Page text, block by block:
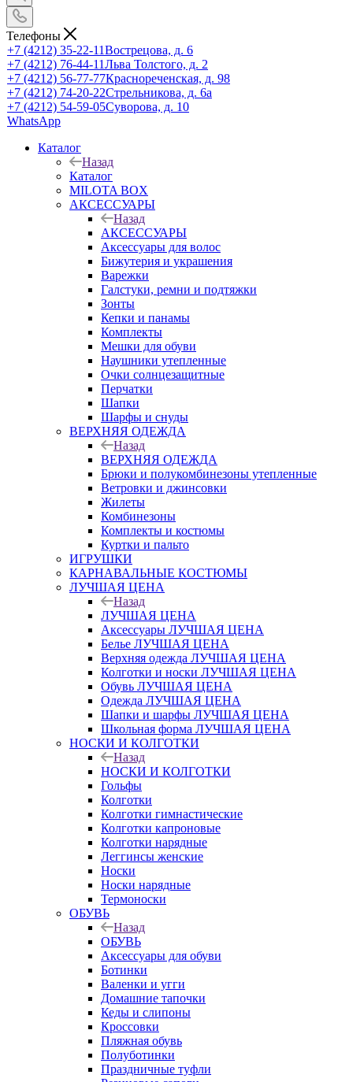
Телефоны
+7 (4212) 35-22-11Вострецова, д. 6
+7 (4212) 76-44-11Льва Толстого, д. 2
+7 (4212) 56-77-77Краснореченская, д. 98
+7 (4212) 74-20-22Стрельникова, д. 6а
+7 (4212) 54-59-05Суворова, д. 10
WhatsApp
Каталог
Назад
Каталог
MILOTA BOX
АКСЕССУАРЫ
Назад
АКСЕССУАРЫ
Аксессуары для волос
Бижутерия и украшения
Варежки
Галстуки, ремни и подтяжки
Зонты
Кепки и панамы
Комплекты
Мешки для обуви
Наушники утепленные
Очки солнцезащитные
Перчатки
Шапки
Шарфы и снуды
ВЕРХНЯЯ ОДЕЖДА
Назад
ВЕРХНЯЯ ОДЕЖДА
Брюки и полукомбинезоны утепленные
Ветровки и джинсовки
Жилеты
Комбинезоны
Комплекты и костюмы
Куртки и пальто
ИГРУШКИ
КАРНАВАЛЬНЫЕ КОСТЮМЫ
ЛУЧШАЯ ЦЕНА
Назад
ЛУЧШАЯ ЦЕНА
Аксессуары ЛУЧШАЯ ЦЕНА
Белье ЛУЧШАЯ ЦЕНА
Верхняя одежда ЛУЧШАЯ ЦЕНА
Колготки и носки ЛУЧШАЯ ЦЕНА
Обувь ЛУЧШАЯ ЦЕНА
Одежда ЛУЧШАЯ ЦЕНА
Шапки и шарфы ЛУЧШАЯ ЦЕНА
Школьная форма ЛУЧШАЯ ЦЕНА
НОСКИ И КОЛГОТКИ
Назад
НОСКИ И КОЛГОТКИ
Гольфы
Колготки
Колготки гимнастические
Колготки капроновые
Колготки нарядные
Леггинсы женские
Носки
Носки нарядные
Термоноски
ОБУВЬ
Назад
ОБУВЬ
Аксессуары для обуви
Ботинки
Валенки и угги
Домашние тапочки
Кеды и слипоны
Кроссовки
Пляжная обувь
Полуботинки
Праздничные туфли